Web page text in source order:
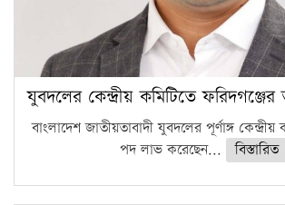
যুবদলের কেন্দ্রীয় কমিটিতে
বাংলাদেশ জাতীয়তাবাদী যুবদলের পূর্ণাঙ্গ
পদ লাভ করেছেন...
বিস্তারিত